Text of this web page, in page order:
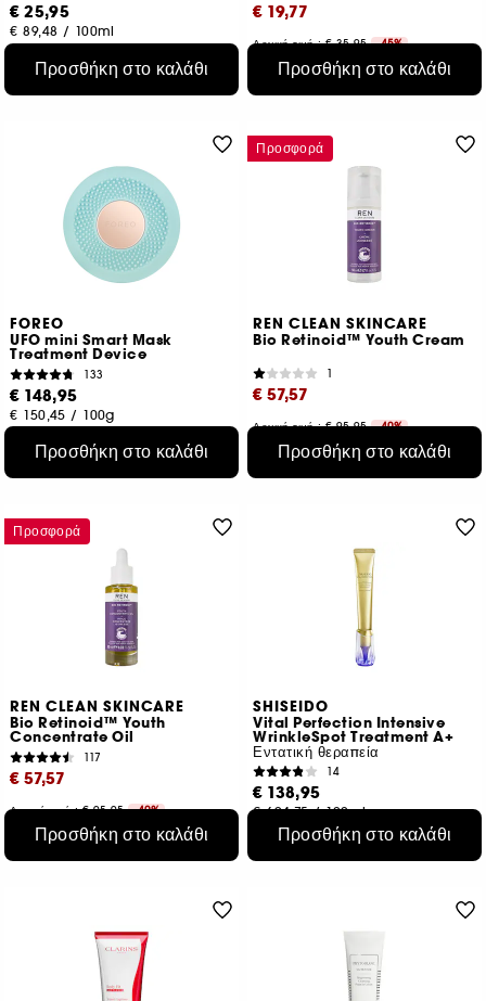
€ 25,95
€ 89,48 / 100ml
Προσθήκη στο καλάθι
€ 19,77
Αρχική τιμή : € 35,95 -45%
€ 65,90 /100ml
Προσθήκη στο καλάθι
FOREO
UFO mini Smart Mask
Treatment Device
133
€ 148,95
€ 150,45 / 100g
Προσθήκη στο καλάθι
REN CLEAN SKINCARE
Bio Retinoid™ Youth Cream
1
€ 57,57
Αρχική τιμή : € 95,95 -40%
€ 115,14 /100ml
Προσθήκη στο καλάθι
Προσφορά
REN CLEAN SKINCARE
Bio Retinoid™ Youth
Concentrate Oil
117
€ 57,57
Αρχική τιμή : € 95,95 -40%
€ 191,90 /100ml
Προσθήκη στο καλάθι
Προσφορά
SHISEIDO
Vital Perfection Intensive
WrinkleSpot Treatment A+
Εντατική θεραπεία
14
€ 138,95
€ 694,75 /100ml
Προσθήκη στο καλάθι